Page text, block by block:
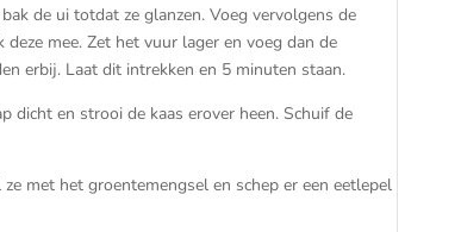
de ui totdat ze glanzen. Voeg vervolgens de
mee. Zet het vuur lager en voeg dan de
erbij. Laat dit intrekken en 5 minuten staan.
dicht en strooi de kaas erover heen. Schuif de
met het groentemengsel en schep er een eetlepel